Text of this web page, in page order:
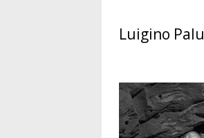
principal
Luigino Palu